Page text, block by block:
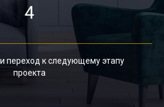
4
переход к следующему этапу
проекта